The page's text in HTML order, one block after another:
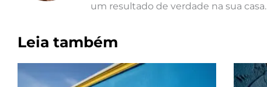
um resultado de verdade na sua casa.
Leia também